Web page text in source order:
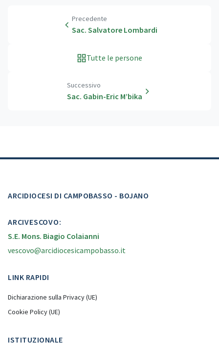
Precedente
Sac. Salvatore Lombardi
Tutte le persone
Successivo
Sac. Gabin-Eric M’bika
ARCIDIOCESI DI CAMPOBASSO - BOJANO
ARCIVESCOVO:
S.E. Mons. Biagio Colaianni
vescovo@arcidiocesicampobasso.it
LINK RAPIDI
Dichiarazione sulla Privacy (UE)
Cookie Policy (UE)
ISTITUZIONALE